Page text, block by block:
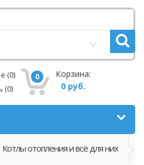
(0)
(0)
0
Корзина:
0 руб.
Котлы отопления и всё для них